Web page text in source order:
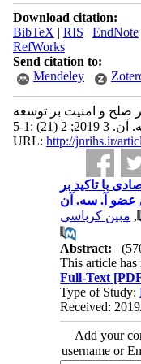
Download citation:
BibTeX | RIS | EndNote
RefWorks
Send citation to:
Mendeley
صلح و امنیت بر توسعه
:1-5
URL: http://jnrihs.ir/
با تاکید بر
عضو آ. سه. آن
, مبین کرباسی
Abstract:
This article has
Full-Text
Type of Study:
Received:
Add your
username or